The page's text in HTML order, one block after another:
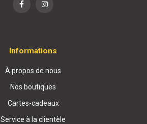
Informations
À propos de nous
Nos boutiques
Cartes-cadeaux
Service à la clientèle